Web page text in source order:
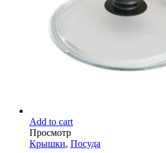
Add to cart
Просмотр
Крышки, Посуда